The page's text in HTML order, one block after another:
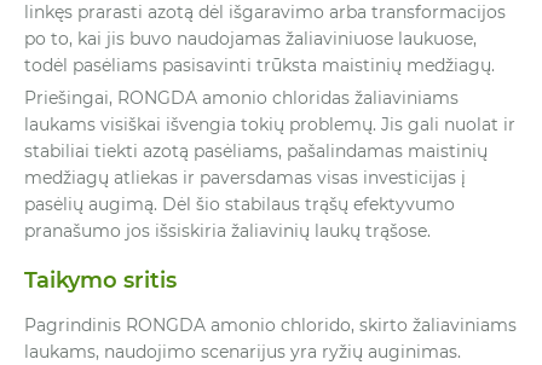
linkęs prarasti azotą dėl išgaravimo arba transformacijos
po to, kai jis buvo naudojamas žaliaviniuose laukuose,
todėl pasėliams pasisavinti trūksta maistinių medžiagų.
Priešingai, RONGDA amonio chloridas žaliaviniams
laukams visiškai išvengia tokių problemų. Jis gali nuolat ir
stabiliai tiekti azotą pasėliams, pašalindamas maistinių
medžiagų atliekas ir paversdamas visas investicijas į
pasėlių augimą. Dėl šio stabilaus trąšų efektyvumo
pranašumo jos išsiskiria žaliavinių laukų trąšose.
Taikymo sritis
Pagrindinis RONGDA amonio chlorido, skirto žaliaviniams
laukams, naudojimo scenarijus yra ryžių auginimas.